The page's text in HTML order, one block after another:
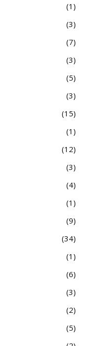
1
3
7
3
5
3
15
1
12
3
4
1
9
34
1
6
3
2
5